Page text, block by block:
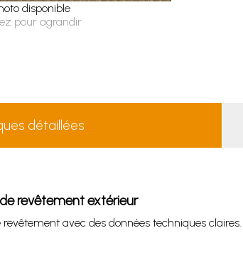
disponible
pour agrandir
détaillées
de revêtement extérieur
revêtement avec des données techniques